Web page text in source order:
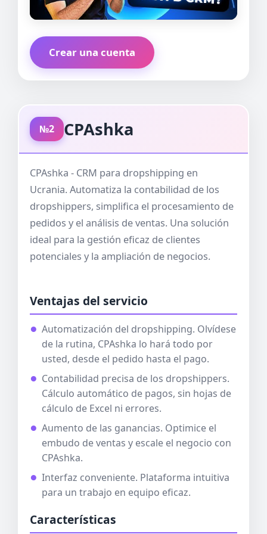
Crear una cuenta
№2 CPAshka
CPAshka - CRM para dropshipping en
Ucrania. Automatiza la contabilidad de los
dropshippers, simplifica el procesamiento de
pedidos y el análisis de ventas. Una solución
ideal para la gestión eficaz de clientes
potenciales y la ampliación de negocios.
Ventajas del servicio
Automatización del dropshipping. Olvídese
de la rutina, CPAshka lo hará todo por
usted, desde el pedido hasta el pago.
Contabilidad precisa de los dropshippers.
Cálculo automático de pagos, sin hojas de
cálculo de Excel ni errores.
Aumento de las ganancias. Optimice el
embudo de ventas y escale el negocio con
CPAshka.
Interfaz conveniente. Plataforma intuitiva
para un trabajo en equipo eficaz.
Características